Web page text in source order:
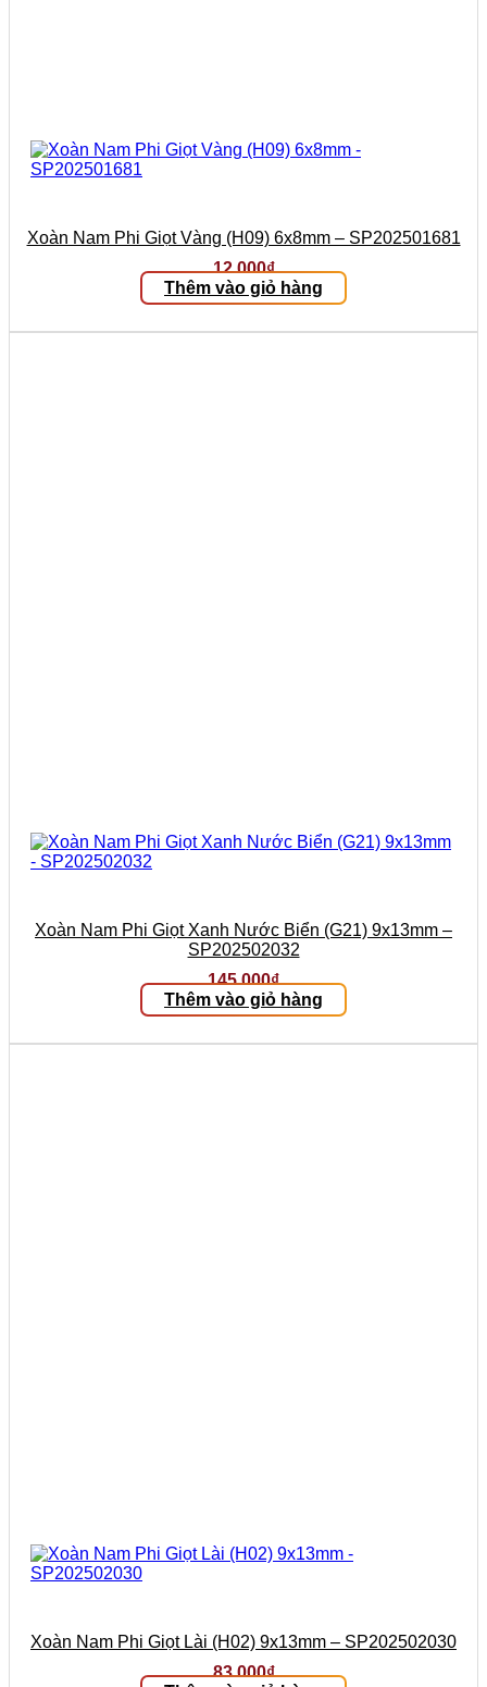
Xoàn Nam Phi Giọt Vàng (H09) 6x8mm – SP202501681
12.000₫
Thêm vào giỏ hàng
Xoàn Nam Phi Giọt Xanh Nước Biển (G21) 9x13mm –
SP202502032
145.000₫
Thêm vào giỏ hàng
Xoàn Nam Phi Giọt Lài (H02) 9x13mm – SP202502030
83.000₫